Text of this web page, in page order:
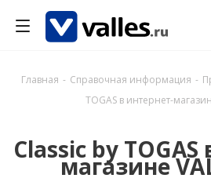
Главная - Справочная информация -
TOGAS в интернет-
Classic by
магазине